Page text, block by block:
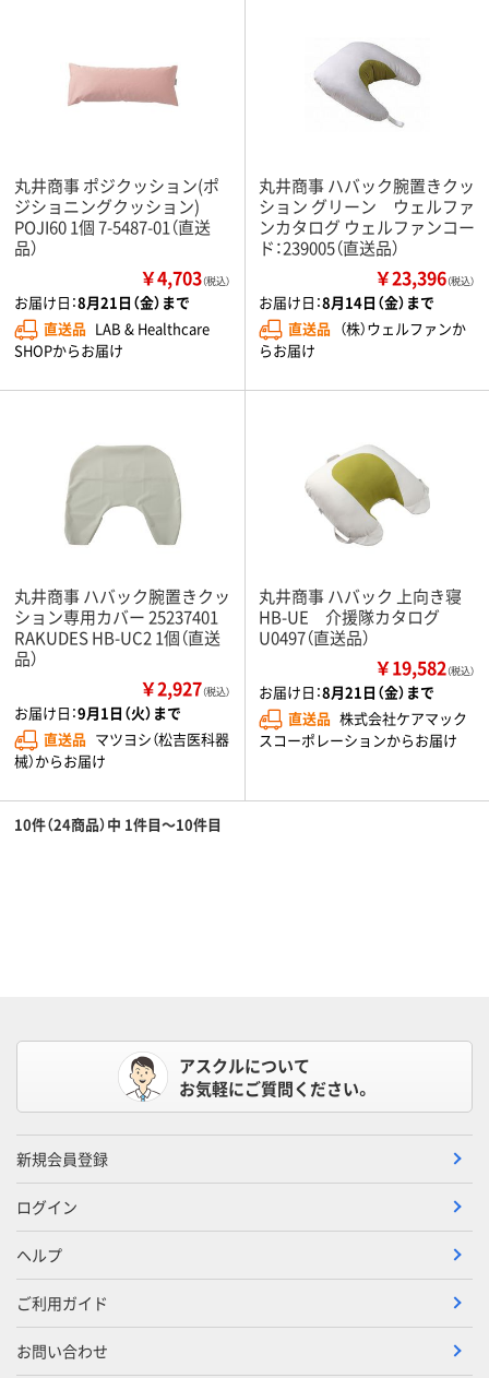
丸井商事 ポジクッション(ポ
ジショニングクッション)
POJI60 1個 7-5487-01（直送
品）
￥4,703（税込）
お届け日：8月21日（金）まで
直送品 LAB & Healthcare
SHOPからお届け
丸井商事 ハバック腕置きクッ
ション グリーン ウェルファ
ンカタログ ウェルファンコー
ド：239005（直送品）
￥23,396（税込）
お届け日：8月14日（金）まで
直送品 （株）ウェルファンか
らお届け
丸井商事 ハバック腕置きクッ
ション専用カバー 25237401
RAKUDES HB-UC2 1個（直送
品）
￥2,927（税込）
お届け日：9月1日（火）まで
直送品 マツヨシ（松吉医科器
械）からお届け
丸井商事 ハバック 上向き寝
HB-UE 介援隊カタログ
U0497（直送品）
￥19,582（税込）
お届け日：8月21日（金）まで
直送品 株式会社ケアマック
スコーポレーションからお届け
10件（24商品）中 1件目～10件目
アスクルについて
お気軽にご質問ください。
新規会員登録
ログイン
ヘルプ
ご利用ガイド
お問い合わせ